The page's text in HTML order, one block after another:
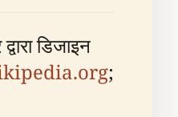
डिजाइन
;